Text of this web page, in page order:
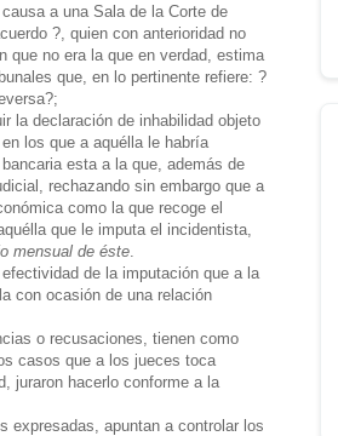
a una Sala de la Corte de
?, quien con anterioridad no
que no era la que en verdad, estima
que, en lo pertinente refiere: ?
la declaración de inhabilidad objeto
los que a aquélla le habría
esta a la que, además de
rechazando sin embargo que a
como la que recoge el
que le imputa el incidentista,
mensual de éste
de la imputación que a la
con ocasión de una relación
o recusaciones, tienen como
casos que a los jueces toca
juraron hacerlo conforme a la
expresadas, apuntan a controlar los